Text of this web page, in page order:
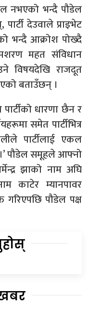
नभएको भन्दै पौडेल
देउवाले प्राइभेट
भन्दै आक्रोश पोख्दै
महत संविधान
विषयदेखि राजदूत
बताउँछन् ।
धारणा छैन र
समेत पार्टीभित्र
पार्टीलाई एकल
पौडेल समूहले आफ्नो
झाको नाम अघि
काटेर म्यानपावर
गरिएपछि पौडेल पक्ष